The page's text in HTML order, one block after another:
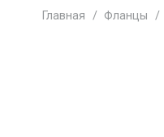
Главная / Фланцы /